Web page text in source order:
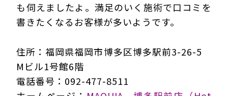
も伺えましたよ。満足のいく施術で口コミを
書きたくなるお客様が多いようです。
住所：福岡県福岡市博多区博多駅前3-26-5
Mビル1号館6階
電話番号：092-477-8511